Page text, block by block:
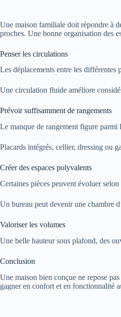
Une maison familiale doit répondre à
proches. Une bonne organisation des
Penser les circulations
Les déplacements entre les différentes
Une circulation fluide améliore
Prévoir suffisamment de rangements
Le manque de rangement figure parmi
Placards intégrés, cellier, dressing ou
Créer des espaces polyvalents
Certaines pièces peuvent évoluer
Un bureau peut devenir une chambre
Valoriser les volumes
Une belle hauteur sous plafond, des
Conclusion
Une maison bien conçue ne repose
gagner en confort et en fonctionnalité